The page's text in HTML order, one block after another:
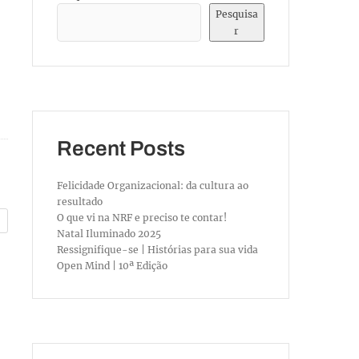
Pesquisa
r
Recent Posts
Felicidade Organizacional: da cultura ao
resultado
O que vi na NRF e preciso te contar!
Natal Iluminado 2025
Ressignifique-se | Histórias para sua vida
Open Mind | 10ª Edição